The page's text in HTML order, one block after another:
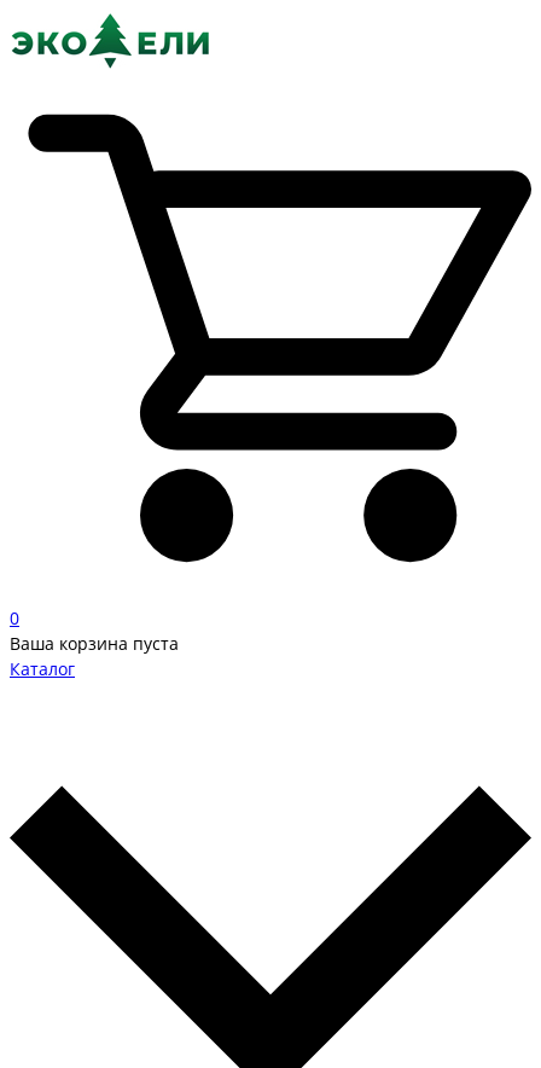
0
Ваша корзина пуста
Каталог